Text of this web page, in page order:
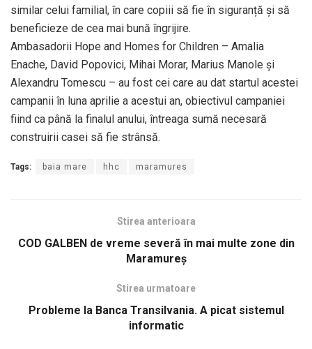
similar celui familial, în care copiii să fie în siguranță și să
beneficieze de cea mai bună îngrijire.
Ambasadorii Hope and Homes for Children – Amalia
Enache, David Popovici, Mihai Morar, Marius Manole și
Alexandru Tomescu – au fost cei care au dat startul acestei
campanii în luna aprilie a acestui an, obiectivul campaniei
fiind ca până la finalul anului, întreaga sumă necesară
construirii casei să fie strânsă.
Tags: baia mare hhc maramures
Stirea anterioara
COD GALBEN de vreme severă în mai multe zone din
Maramureş
Stirea urmatoare
Probleme la Banca Transilvania. A picat sistemul
informatic